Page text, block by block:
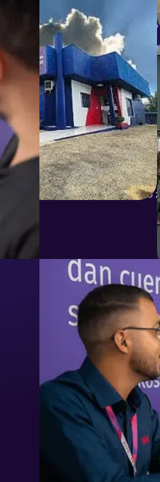
O que é
KNN
ela
A franquia KNN é um
uma escola de idiomas
própria e apoio da
Na prática, você recebe
implantar a unidade,
sem precisar começar do